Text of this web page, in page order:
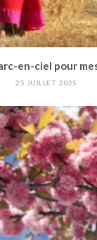
en-ciel pour
25 JUILLET 2025